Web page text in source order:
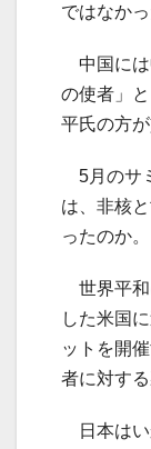
ではなか
中国には
の使者」
平氏の方
5月のサ
は、非核
ったのか。
世界平和
した米国
ットを開
者に対す
日本はい